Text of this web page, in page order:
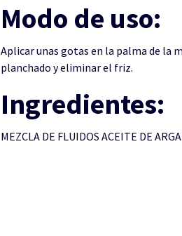
Modo de uso:
Aplicar unas gotas en la palma de la
planchado y eliminar el friz.
Ingredientes:
MEZCLA DE FLUIDOS ACEITE DE